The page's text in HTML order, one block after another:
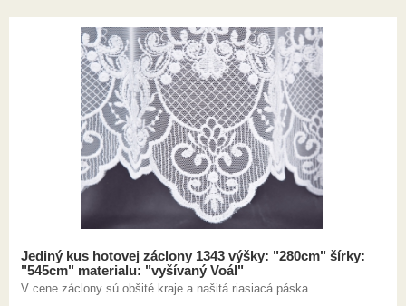
Jediný kus hotovej záclony 1343 výšky: "280cm" šírky:
"545cm" materialu: "vyšívaný Voál"
V cene záclony sú obšité kraje a našitá riasiacá páska. ...